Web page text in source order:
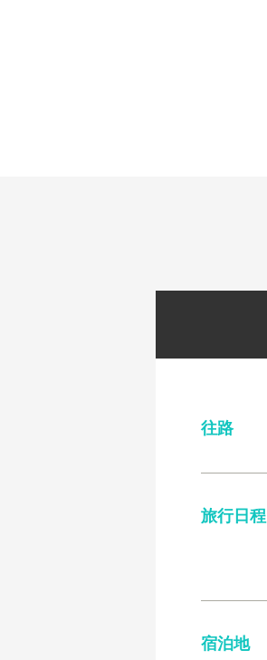
往路
旅行日程
宿泊地